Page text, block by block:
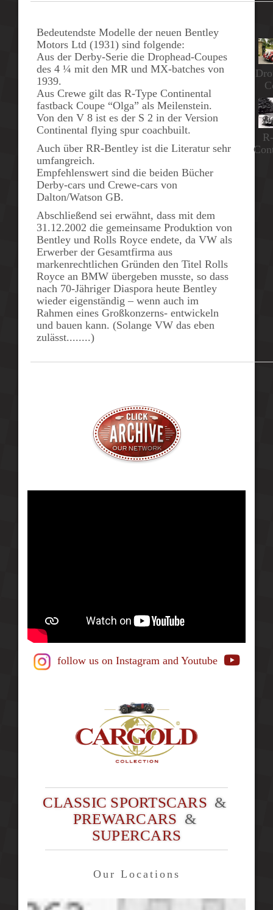
Bedeutendste Modelle der neuen Bentley
Motors Ltd (1931) sind folgende:
Aus der Derby-Serie die Drophead-Coupes
des 4 ¼ mit den MRund MX-batchesvon
1939.
Aus Crewe gilt das R-Type Continental
fastback Coupe “Olga” als Meilenstein.
Von den V 8 ist es der S 2 in der Version
Continental flying spur coachbuilt.
Auch über RR-Bentley ist die Literatur sehr
umfangreich.
Empfehlenswert sind die beiden Bücher
Derby-carsund Crewe-carsvon
Dalton/WatsonGB.
Abschließend sei erwähnt, dass mit dem
31.12.2002 die gemeinsame Produktion von
Bentley und Rolls Royce endete, da VW als
Erwerber der Gesamtfirma aus
markenrechtlichen Gründen den Titel Rolls
Royce an BMW übergeben musste, so dass
nach 70-Jähriger Diaspora heute Bentley
wieder eigenständig – wenn auch im
Rahmen eines Großkonzerns- entwickeln
und bauen kann. (Solange VW das eben
zulässt........)
follow us on Instagram and Youtube
CLASSIC SPORTSCARS &
PREWARCARS &
SUPERCARS
Our Locations